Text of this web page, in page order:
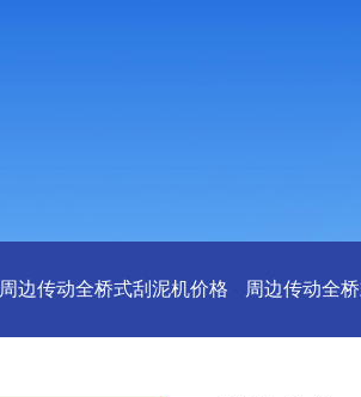
周边传动全桥式刮泥机价格 周边传动全